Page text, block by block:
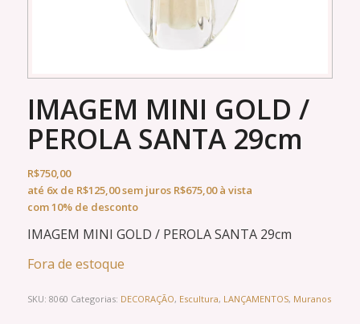
IMAGEM MINI GOLD /
PEROLA SANTA 29cm
R$750,00
até 6xde R$125,00sem juros R$675,00à vista
com 10% de desconto
IMAGEM MINI GOLD / PEROLA SANTA 29cm
Fora de estoque
SKU: 8060 Categorias: DECORAÇÃO, Escultura, LANÇAMENTOS, Muranos